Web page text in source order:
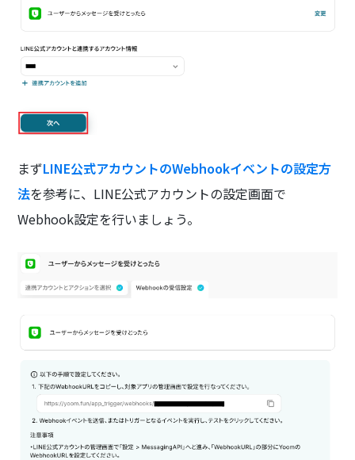
まずLINE公式アカウントのWebhookイベントの設定方
法を参考に、LINE公式アカウントの設定画面で
Webhook設定を行いましょう。